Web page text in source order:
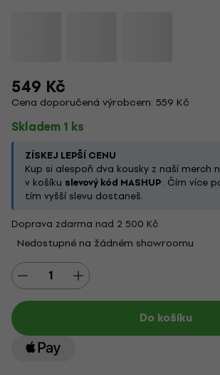
549 Kč
Cena doporučená výrobcem: 559 Kč
Skladem 1 ks
ZÍSKEJ LEPŠÍ CENU
Kup si alespoň dva kousky z naší merch
v košíku slevový kód MASHUP. Čím více
tím vyšší slevu dostaneš.
Doprava zdarma nad 2 500 Kč
Nedostupné na žádném showroomu
Do košíku